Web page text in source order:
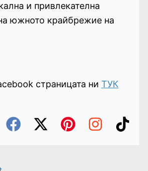
и привлекателна
южното крайбрежие на
страницата ни ТУК